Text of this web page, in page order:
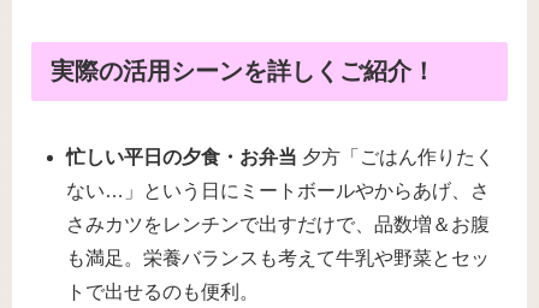
実際の活用シーンを詳しくご紹介！
忙しい平日の夕食・お弁当 夕方「ごはん作りたく
ない…」という日にミートボールやからあげ、さ
さみカツをレンチンで出すだけで、品数増＆お腹
も満足。栄養バランスも考えて牛乳や野菜とセッ
トで出せるのも便利。